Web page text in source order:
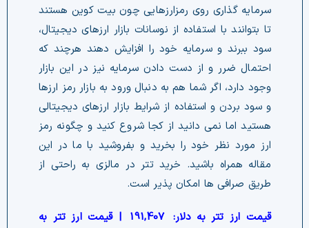
دسته‌بندی ارزها
شاخص ترس و طمع
خرید تتر ارزان
مشاوره خدمات مالی
سرمایه گذاری روی رمزارزهایی چون بیت کوین هستند
تا بتوانند با استفاده از نوسانات بازار ارزهای دیجیتال،
سود ببرند و سرمایه خود را افزایش دهند هرچند که
احتمال ضرر و از دست دادن سرمایه نیز در این بازار
وجود دارد، اگر شما هم به دنبال ورود به بازار رمز ارزها
و سود بردن و استفاده از شرایط بازار ارزهای دیجیتالی
هستید اما نمی دانید از کجا شروع کنید و چگونه رمز
ارز مورد نظر خود را بخرید و بفروشید با ما در این
مقاله همراه باشید. خرید تتر در مالزی به راحتی از
طریق صرافی ها امکان پذیر است.
قیمت ارز تتر به دلار: 191,407 | قیمت ارز تتر به